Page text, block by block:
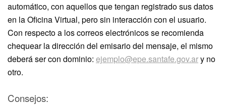
automático, con aquellos que tengan registrado sus datos
en la Oficina Virtual, pero sin interacción con el usuario.
Con respecto a los correos electrónicos se recomienda
chequear la dirección del emisario del mensaje, el mismo
deberá ser con dominio: ejemplo@epe.santafe.gov.ary no
otro.
Consejos: